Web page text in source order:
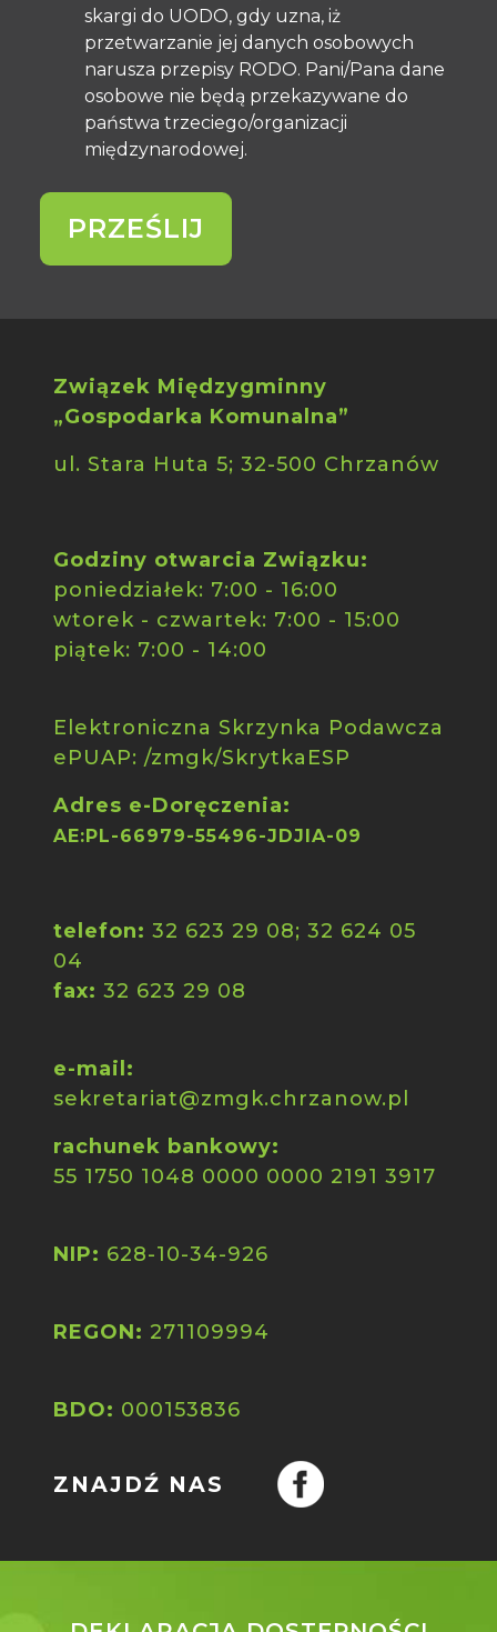
skargi do UODO, gdy uzna, iż
przetwarzanie jej danych osobowych
narusza przepisy RODO. Pani/Pana dane
osobowe nie będą przekazywane do
państwa trzeciego/organizacji
międzynarodowej.
PRZEŚLIJ
Związek Międzygminny
„Gospodarka Komunalna”
ul. Stara Huta 5; 32-500 Chrzanów
Godziny otwarcia Związku:
poniedziałek: 7:00 - 16:00
wtorek - czwartek: 7:00 - 15:00
piątek: 7:00 - 14:00
Elektroniczna Skrzynka Podawcza
ePUAP: /zmgk/SkrytkaESP
Adres e-Doręczenia:
AE:PL-66979-55496-JDJIA-09
telefon: 32 623 29 08; 32 624 05
04
fax: 32 623 29 08
e-mail:
sekretariat@zmgk.chrzanow.pl
rachunek bankowy:
55 1750 1048 0000 0000 2191 3917
NIP: 628-10-34-926
REGON: 271109994
BDO: 000153836
ZNAJDŹ NAS